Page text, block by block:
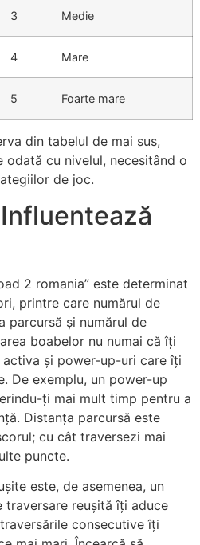
3 Medie
4 Mare
5 Foarte mare
din tabelul de mai sus,
cu nivelul, necesitând o
de joc.
2 romania” este determinat
printre care numărul de
parcursă și numărul de
boabelor nu numai că îți
și power-up-uri care îți
De exemplu, un power-up
ți mai mult timp pentru a
Distanța parcursă este
cu cât traversezi mai
puncte.
este, de asemenea, un
reușită îți aduce
consecutive îți